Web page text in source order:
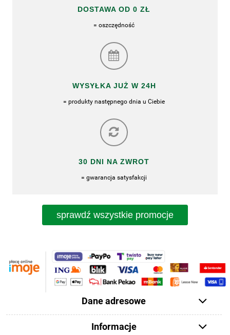
DOSTAWA OD 0 ZŁ
= oszczędność
WYSYŁKA JUŻ W 24H
= produkty następnego dnia u Ciebie
30 DNI NA ZWROT
= gwarancja satysfakcji
sprawdź wszystkie promocje
Dane adresowe
Informacje